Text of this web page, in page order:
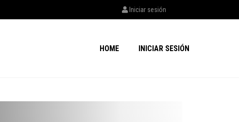
Iniciar sesión
HOME INICIAR SESIÓN